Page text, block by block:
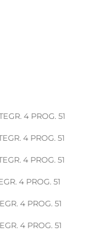
4 PROG. 51
4 PROG. 51
4 PROG. 51
4 PROG. 51
4 PROG. 51
4 PROG. 51